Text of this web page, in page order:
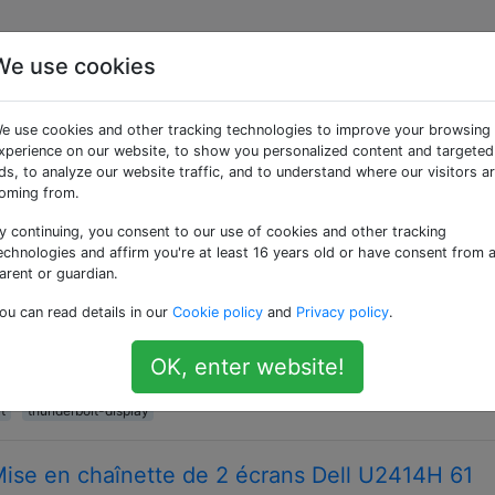
«thunderbolt»
par Intel et d'abord fabriqué sur un produit
PCI Express avec Display Port sur une connexion
autres que Thunderbolt au Macbook Pro
HDMI pour mon Macbook Pro 2011, mais je ne peux
- aucun des deux adaptateurs ne dispose d'un
passerelle. Si j'ai bien compris, je peux utiliser deux
thunderbolt-display
en chaînette de 2 écrans Dell U2414H 61
use cookies
use cookies and other tracking technologies to improve your browsing
on our website, to show you personalized content and targeted
to analyze our website traffic, and to understand where our visitors
from.
continuing, you consent to our use of cookies and other tracking
and affirm you're at least 16 years old or have consent from a
or guardian.
can read details in our Cookie policy and Privacy policy.
OK, enter website!